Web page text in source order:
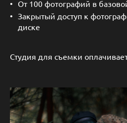
От 100 фотографий в
Закрытый доступ к
диске
Студия для съемки